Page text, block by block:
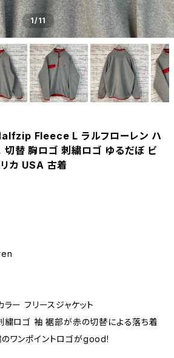
1/11
Fleece L ラルフローレン ハ
切替 胸ロゴ 刺繍ロゴ ゆるだぼ ビ
リカ USA 古着
ー フリースジャケット
繍ロゴ 袖 裾部が赤の切替による落ち着
のワンポイントロゴがgood!